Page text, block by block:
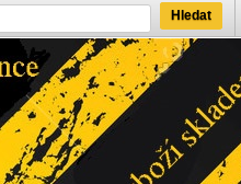
Hledat